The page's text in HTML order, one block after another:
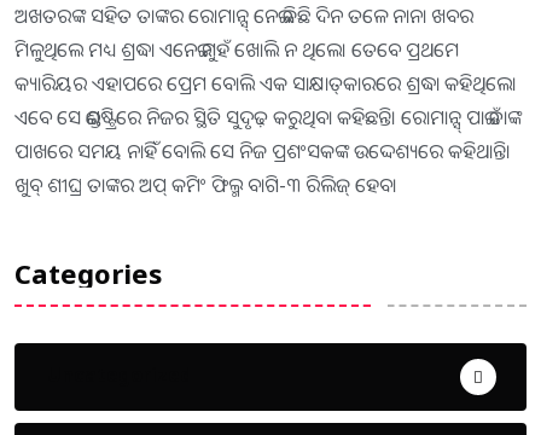
ଅଖତରଙ୍କ ସହିତ ତାଙ୍କର ରୋମାନ୍ସ୍‌ ନେଇ କିଛି ଦିନ ତଳେ ନାନା ଖବର
ମିଳୁଥିଲେ ମଧ୍ୟ ଶ୍ରଦ୍ଧା ଏନେଇ ମୁହଁ ଖୋଲି ନ ଥିଲେ। ତେବେ ପ୍ରଥମେ
କ୍ୟାରିୟର ଏହାପରେ ପ୍ରେମ ବୋଲି ଏକ ସାକ୍ଷାତ୍‌କାରରେ ଶ୍ରଦ୍ଧା କହିଥିଲେ।
ଏବେ ସେ ଇଣ୍ଡଷ୍ଟ୍ରିରେ ନିଜର ସ୍ଥିତି ସୁଦୃଢ଼ କରୁଥିବା କହିଛନ୍ତି। ରୋମାନ୍ସ୍‌ ପାଇଁ ତାଙ୍କ
ପାଖରେ ସମୟ ନାହିଁ ବୋଲି ସେ ନିଜ ପ୍ରଶଂସକଙ୍କ ଉଦ୍ଦେଶ୍ୟରେ କହିଥାନ୍ତି।
ଖୁବ୍‌ ଶୀଘ୍ର ତାଙ୍କର ଅପ୍‌ କମିଂ ଫିଲ୍ମ ବାଗି-୩ ରିଲିଜ୍‌ ହେବ।
Categories